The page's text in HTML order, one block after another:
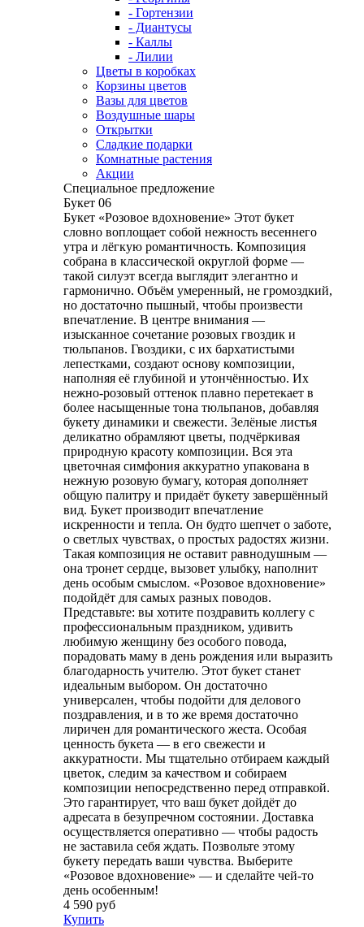
- Гортензии
- Диантусы
- Каллы
- Лилии
Цветы в коробках
Корзины цветов
Вазы для цветов
Воздушные шары
Открытки
Сладкие подарки
Комнатные растения
Акции
Специальное предложение
Букет 06
Букет «Розовое вдохновение» Этот букет
словно воплощает собой нежность весеннего
утра и лёгкую романтичность. Композиция
собрана в классической округлой форме —
такой силуэт всегда выглядит элегантно и
гармонично. Объём умеренный, не громоздкий,
но достаточно пышный, чтобы произвести
впечатление. В центре внимания —
изысканное сочетание розовых гвоздик и
тюльпанов. Гвоздики, с их бархатистыми
лепестками, создают основу композиции,
наполняя её глубиной и утончённостью. Их
нежно-розовый оттенок плавно перетекает в
более насыщенные тона тюльпанов, добавляя
букету динамики и свежести. Зелёные листья
деликатно обрамляют цветы, подчёркивая
природную красоту композиции. Вся эта
цветочная симфония аккуратно упакована в
нежную розовую бумагу, которая дополняет
общую палитру и придаёт букету завершённый
вид. Букет производит впечатление
искренности и тепла. Он будто шепчет о заботе,
о светлых чувствах, о простых радостях жизни.
Такая композиция не оставит равнодушным —
она тронет сердце, вызовет улыбку, наполнит
день особым смыслом. «Розовое вдохновение»
подойдёт для самых разных поводов.
Представьте: вы хотите поздравить коллегу с
профессиональным праздником, удивить
любимую женщину без особого повода,
порадовать маму в день рождения или выразить
благодарность учителю. Этот букет станет
идеальным выбором. Он достаточно
универсален, чтобы подойти для делового
поздравления, и в то же время достаточно
лиричен для романтического жеста. Особая
ценность букета — в его свежести и
аккуратности. Мы тщательно отбираем каждый
цветок, следим за качеством и собираем
композиции непосредственно перед отправкой.
Это гарантирует, что ваш букет дойдёт до
адресата в безупречном состоянии. Доставка
осуществляется оперативно — чтобы радость
не заставила себя ждать. Позвольте этому
букету передать ваши чувства. Выберите
«Розовое вдохновение» — и сделайте чей-то
день особенным!
4 590 руб
Купить